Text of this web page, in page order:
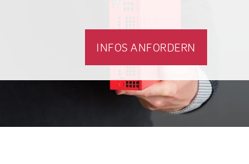
INFOS ANFORDERN